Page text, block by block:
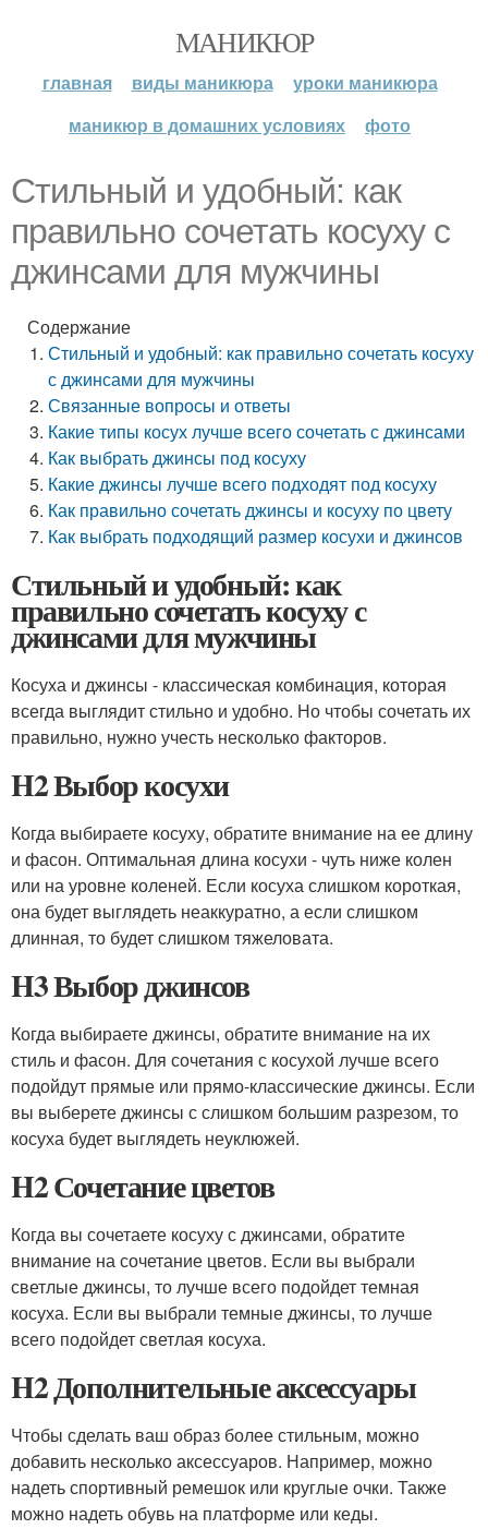
МАНИКЮР
главная виды маникюра
уроки маникюра
маникюр в домашних условиях
фото
Стильный и удобный: как
правильно сочетать косуху с
джинсами для мужчины
Содержание
Стильный и удобный: как правильно сочетать косуху
с джинсами для мужчины
Связанные вопросы и ответы
Какие типы косух лучше всего сочетать с джинсами
Как выбрать джинсы под косуху
Какие джинсы лучше всего подходят под косуху
Как правильно сочетать джинсы и косуху по цвету
Как выбрать подходящий размер косухи и джинсов
Стильный и удобный: как
правильно сочетать косуху с
джинсами для мужчины
Косуха и джинсы - классическая комбинация, которая
всегда выглядит стильно и удобно. Но чтобы сочетать их
правильно, нужно учесть несколько факторов.
H2 Выбор косухи
Когда выбираете косуху, обратите внимание на ее длину
и фасон. Оптимальная длина косухи - чуть ниже колен
или на уровне коленей. Если косуха слишком короткая,
она будет выглядеть неаккуратно, а если слишком
длинная, то будет слишком тяжеловата.
H3 Выбор джинсов
Когда выбираете джинсы, обратите внимание на их
стиль и фасон. Для сочетания с косухой лучше всего
подойдут прямые или прямо-классические джинсы. Если
вы выберете джинсы с слишком большим разрезом, то
косуха будет выглядеть неуклюжей.
H2 Сочетание цветов
Когда вы сочетаете косуху с джинсами, обратите
внимание на сочетание цветов. Если вы выбрали
светлые джинсы, то лучше всего подойдет темная
косуха. Если вы выбрали темные джинсы, то лучше
всего подойдет светлая косуха.
H2 Дополнительные аксессуары
Чтобы сделать ваш образ более стильным, можно
добавить несколько аксессуаров. Например, можно
надеть спортивный ремешок или круглые очки. Также
можно надеть обувь на платформе или кеды.